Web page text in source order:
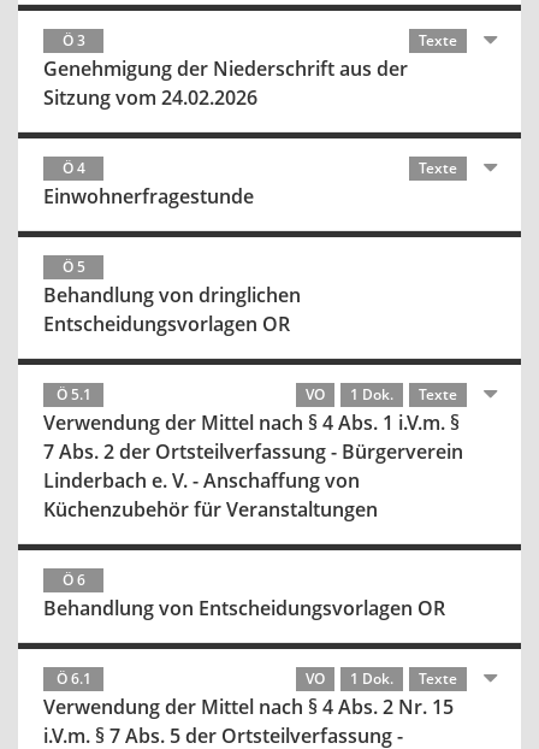
Ö 3 Texte
Genehmigung der Niederschrift aus der
Sitzung vom 24.02.2026
Ö 4 Texte
Einwohnerfragestunde
Ö 5
Behandlung von dringlichen
Entscheidungsvorlagen OR
Ö 5.1 VO 1 Dok. Texte
Verwendung der Mittel nach § 4 Abs. 1 i.V.m. §
7 Abs. 2 der Ortsteilverfassung - Bürgerverein
Linderbach e. V. - Anschaffung von
Küchenzubehör für Veranstaltungen
Ö 6
Behandlung von Entscheidungsvorlagen OR
Ö 6.1 VO 1 Dok. Texte
Verwendung der Mittel nach § 4 Abs. 2 Nr. 15
i.V.m. § 7 Abs. 5 der Ortsteilverfassung -